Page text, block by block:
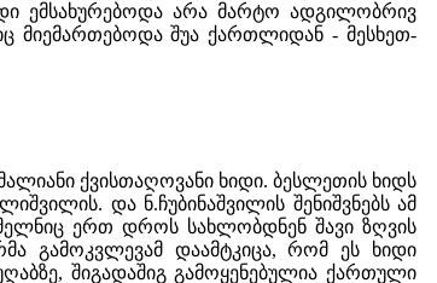
ემსახურებოდა არა მარტო ადგილობრივ
მიემართებოდა შუა ქართლიდან - მესხეთ-
ქვისთაღოვანი ხიდი. ბესლეთის ხიდს
და ნ.ჩუბინაშვილის შენიშვნებს ამ
ერთ დროს სახლობდნენ შავი ზღვის
გამოკვლევამ დაამტკიცა, რომ ეს ხიდი
შიგადაშიგ გამოყენებულია ქართული